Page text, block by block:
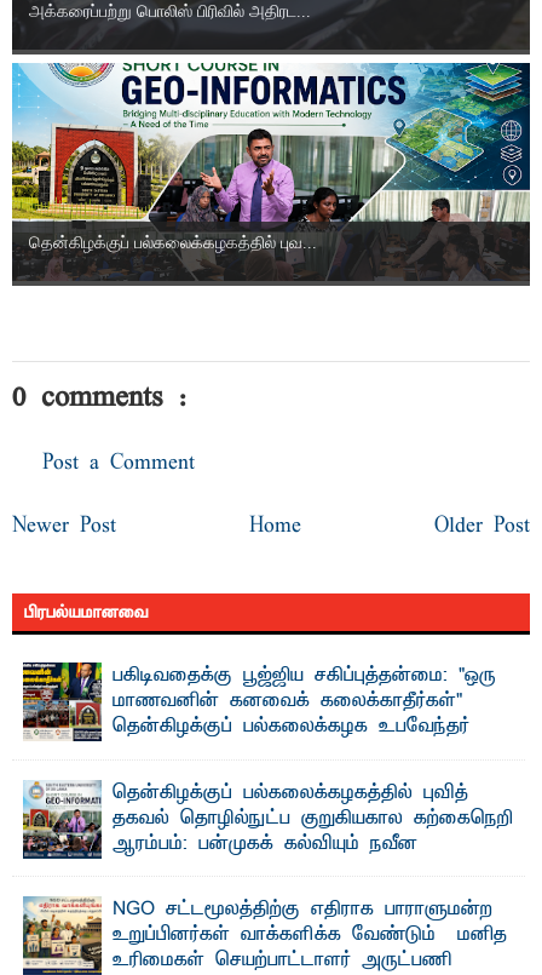
அக்கரைப்பற்று பொலிஸ் பிரிவில் அதிரட...
தென்கிழக்குப் பல்கலைக்கழகத்தில் புவ...
0 comments :
Post a Comment
Newer Post Older Post
Home
பிரபல்யமானவை
பகிடிவதைக்கு பூஜ்ஜிய சகிப்புத்தன்மை: "ஒரு
மாணவனின் கனவைக் கலைக்காதீர்கள்" –
தென்கிழக்குப் பல்கலைக்கழக உபவேந்தர்
"ஒ ரு மாணவனின் அல்லது மாணவியின் கனவு என்னால்
கலைக்கப்படாது" என்ற உறுதியை ஒவ்வொரு மாணவரும் ...
தென்கிழக்குப் பல்கலைக்கழகத்தில் புவித்
தகவல் தொழில்நுட்ப குறுகியகால கற்கைநெறி
ஆரம்பம்: பன்முகக் கல்வியும் நவீன
பேராசிரியர் எம். எம். பாஸில்
தெ ன்கிழக்குப் பல்கலைக்கழகத்தின் கலை மற்றும் கலாசார
பீடத்தின் புவியியல் துறையினால் ...
NGO சட்டமூலத்திற்கு எதிராக பாராளுமன்ற
உறுப்பினர்கள் வாக்களிக்க வேண்டும் – மனித
உரிமைகள் செயற்பாட்டாளர் அருட்பணி